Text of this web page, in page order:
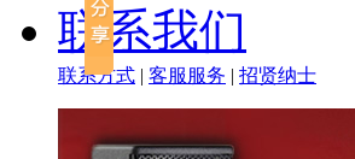
联系我们
联系方式 | 客服服务 | 招贤纳士